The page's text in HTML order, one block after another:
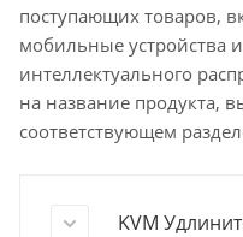
поступающих товаров,
мобильные устройства
интеллектуального
на название продукта,
соответствующем
KVM